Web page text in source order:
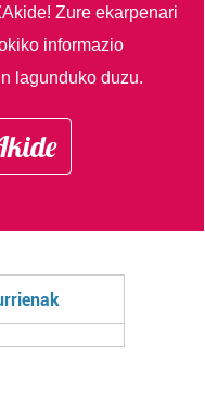
Zure ekarpenari
informazio
lagunduko duzu.